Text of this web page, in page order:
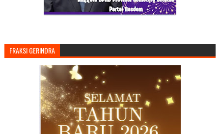
FRAKSI GERINDRA